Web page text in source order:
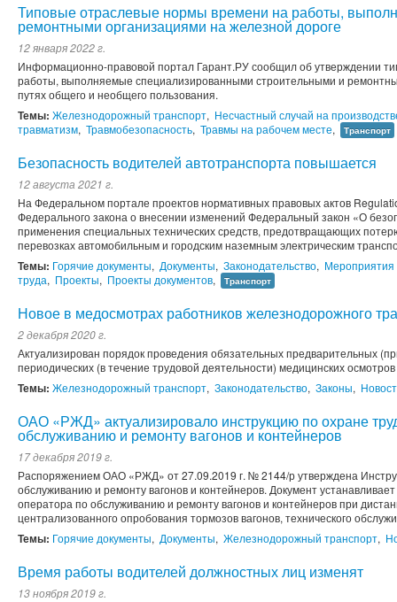
Типовые отраслевые нормы времени на работы,
ремонтными организациями на железной дороге
12 января 2022 г.
Информационно-правовой портал Гарант.РУ сообщил об утверждении
работы, выполняемые специализированными строительными и
путях общего и необщего пользования.
Темы: Железнодорожный транспорт, Несчастный случай на
травматизм, Травмобезопасность, Травмы на рабочем месте, Транспорт
Безопасность водителей автотранспорта повышается
12 августа 2021 г.
На Федеральном портале проектов нормативных правовых актов
Федерального закона о внесении изменений Федеральный закон «О
применения специальных технических средств, предотвращающих
перевозках автомобильным и городским наземным электрическим
Темы: Горячие документы, Документы, Законодательство, Мероприятия
труда, Проекты, Проекты документов, Транспорт
Новое в медосмотрах работников железнодорожного
2 декабря 2020 г.
Актуализирован порядок проведения обязательных предварительных
периодических (в течение трудовой деятельности) медицинских
Темы: Железнодорожный транспорт, Законодательство, Законы,
ОАО «РЖД» актуализировало инструкцию по охране
обслуживанию и ремонту вагонов и контейнеров
17 декабря 2019 г.
Распоряжением ОАО «РЖД» от 27.09.2019 г. № 2144/р утверждена
обслуживанию и ремонту вагонов и контейнеров. Документ
оператора по обслуживанию и ремонту вагонов и контейнеров при
централизованного опробования тормозов вагонов, технического
Темы: Горячие документы, Документы, Железнодорожный транспорт,
Время работы водителей должностных лиц изменят
13 ноября 2019 г.